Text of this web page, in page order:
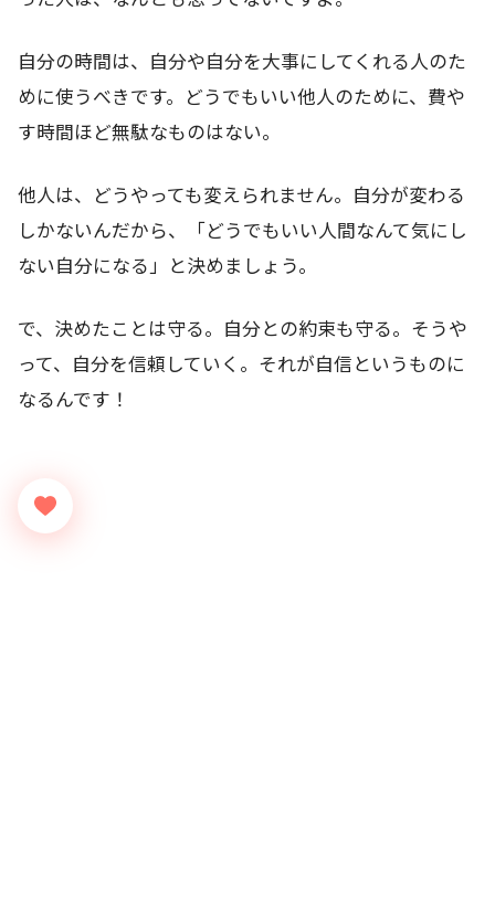
自分の時間は、自分や自分を大事にしてくれる人のた
めに使うべきです。どうでもいい他人のために、費や
す時間ほど無駄なものはない。
他人は、どうやっても変えられません。自分が変わる
しかないんだから、「どうでもいい人間なんて気にし
ない自分になる」と決めましょう。
で、決めたことは守る。自分との約束も守る。そうや
って、自分を信頼していく。それが自信というものに
なるんです！